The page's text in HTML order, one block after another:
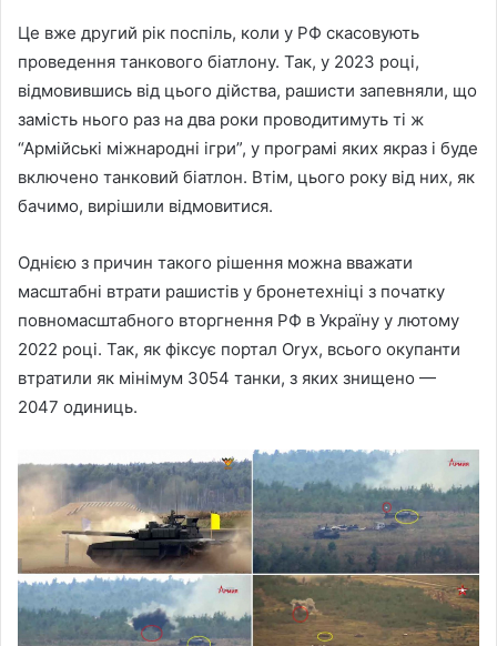
Це вже другий рік поспіль, коли у РФ скасовують
проведення танкового біатлону. Так, у 2023 році,
відмовившись від цього дійства, рашисти запевняли, що
замість нього раз на два роки проводитимуть ті ж
“Армійські міжнародні ігри”, у програмі яких якраз і буде
включено танковий біатлон. Втім, цього року від них, як
бачимо, вирішили відмовитися.
Однією з причин такого рішення можна вважати
масштабні втрати рашистів у бронетехніці з початку
повномасштабного вторгнення РФ в Україну у лютому
2022 році. Так, як фіксує портал Oryx, всього окупанти
втратили як мінімум 3054 танки, з яких знищено —
2047 одиниць.